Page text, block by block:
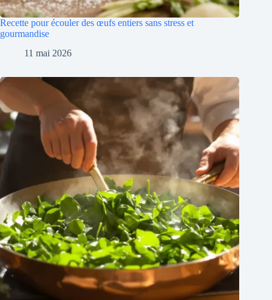
Recette pour écouler des œufs entiers sans stress et
gourmandise
11 mai 2026